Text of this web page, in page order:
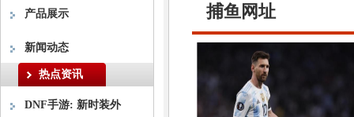
产品展示
新闻动态
热点资讯
DNF手游: 新时装外
捕鱼网址